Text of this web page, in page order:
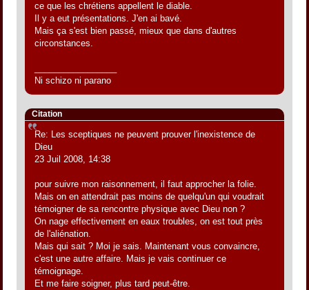
ce que les chrétiens appellent le diable.
Il y a eut présentations. J'en ai bavé.
Mais ça s'est bien passé, mieux que dans d'autres
circonstances.
Ni schizo ni parano
Citation
Re: Les sceptiques ne peuvent prouver l'inexistence de
Dieu
23 Juil 2008, 14:38
pour suivre mon raisonnement, il faut approcher la folie.
Mais on en attendrait pas moins de quelqu'un qui voudrait
témoigner de sa rencontre physique avec Dieu non ?
On nage effectivement en eaux troubles, on est tout près
de l'aliénation.
Mais qui sait ? Moi je sais. Maintenant vous convaincre,
c'est une autre affaire. Mais je vais continuer ce
témoignage.
Et me faire soigner, plus tard peut-être.